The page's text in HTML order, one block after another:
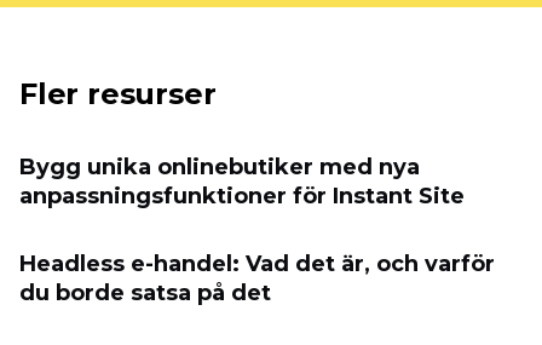
Fler resurser
Bygg unika onlinebutiker med nya
anpassningsfunktioner för Instant Site
Headless e-handel: Vad det är, och varför
du borde satsa på det